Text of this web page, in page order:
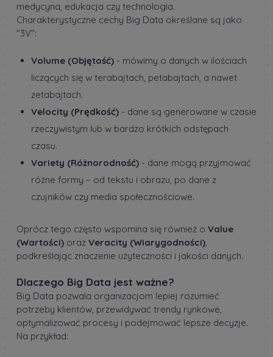
medycyna, edukacja czy technologia.
Charakterystyczne cechy Big Data określane są jako
"3V":
Volume (Objętość) - mówimy o danych w ilościach
liczących się w terabajtach, petabajtach, a nawet
zetabajtach.
Velocity (Prędkość) - dane są generowane w czasie
rzeczywistym lub w bardzo krótkich odstępach
czasu.
Variety (Różnorodność) - dane mogą przyjmować
różne formy – od tekstu i obrazu, po dane z
czujników czy media społecznościowe.
Oprócz tego często wspomina się również o Value
(Wartości) oraz Veracity (Wiarygodności),
podkreślając znaczenie użyteczności i jakości danych.
Dlaczego Big Data jest ważne?
Big Data pozwala organizacjom lepiej rozumieć
potrzeby klientów, przewidywać trendy rynkowe,
optymalizować procesy i podejmować lepsze decyzje.
Na przykład: